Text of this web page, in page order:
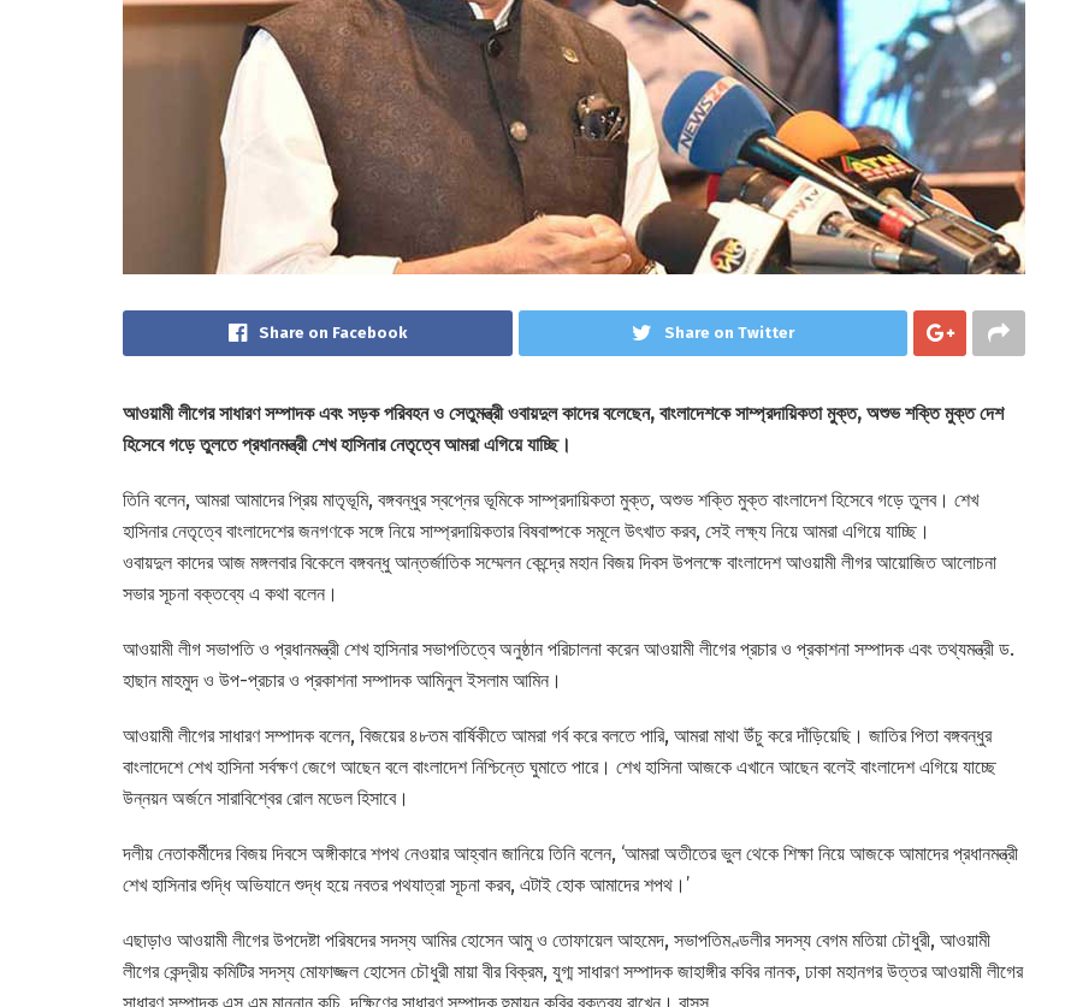
Share on Facebook Share on Twitter
আওয়ামী লীগের সাধারণ সম্পাদক এবং সড়ক পরিবহন ও সেতুমন্ত্রী ওবায়দুল কাদের বলেছেন, বাংলাদেশকে সাম্প্রদায়িকতা মুক্ত, অশুভ শক্তি মুক্ত দেশ
হিসেবে গড়ে তুলতে প্রধানমন্ত্রী শেখ হাসিনার নেতৃত্বে আমরা এগিয়ে যাচ্ছি।
তিনি বলেন, আমরা আমাদের প্রিয় মাতৃভূমি, বঙ্গবন্ধুর স্বপ্নের ভূমিকে সাম্প্রদায়িকতা মুক্ত, অশুভ শক্তি মুক্ত বাংলাদেশ হিসেবে গড়ে তুলব। শেখ
হাসিনার নেতৃত্বে বাংলাদেশের জনগণকে সঙ্গে নিয়ে সাম্প্রদায়িকতার বিষবাষ্পকে সমূলে উৎখাত করব, সেই লক্ষ্য নিয়ে আমরা এগিয়ে যাচ্ছি।
ওবায়দুল কাদের আজ মঙ্গলবার বিকেলে বঙ্গবন্ধু আন্তর্জাতিক সম্মেলন কেন্দ্রে মহান বিজয় দিবস উপলক্ষে বাংলাদেশ আওয়ামী লীগর আয়োজিত আলোচনা
সভার সূচনা বক্তব্যে এ কথা বলেন।
আওয়ামী লীগ সভাপতি ও প্রধানমন্ত্রী শেখ হাসিনার সভাপতিত্বে অনুষ্ঠান পরিচালনা করেন আওয়ামী লীগের প্রচার ও প্রকাশনা সম্পাদক এবং তথ্যমন্ত্রী ড.
হাছান মাহমুদ ও উপ-প্রচার ও প্রকাশনা সম্পাদক আমিনুল ইসলাম আমিন।
আওয়ামী লীগের সাধারণ সম্পাদক বলেন, বিজয়ের ৪৮তম বার্ষিকীতে আমরা গর্ব করে বলতে পারি, আমরা মাথা উঁচু করে দাঁড়িয়েছি। জাতির পিতা বঙ্গবন্ধুর
বাংলাদেশে শেখ হাসিনা সর্বক্ষণ জেগে আছেন বলে বাংলাদেশ নিশ্চিন্তে ঘুমাতে পারে। শেখ হাসিনা আজকে এখানে আছেন বলেই বাংলাদেশ এগিয়ে যাচ্ছে
উন্নয়ন অর্জনে সারাবিশ্বের রোল মডেল হিসাবে।
দলীয় নেতাকর্মীদের বিজয় দিবসে অঙ্গীকারে শপথ নেওয়ার আহ্বান জানিয়ে তিনি বলেন, ‘আমরা অতীতের ভুল থেকে শিক্ষা নিয়ে আজকে আমাদের প্রধানমন্ত্রী
শেখ হাসিনার শুদ্ধি অভিযানে শুদ্ধ হয়ে নবতর পথযাত্রা সূচনা করব, এটাই হোক আমাদের শপথ।’
এছাড়াও আওয়ামী লীগের উপদেষ্টা পরিষদের সদস্য আমির হোসেন আমু ও তোফায়েল আহমেদ, সভাপতিমণ্ডলীর সদস্য বেগম মতিয়া চৌধুরী, আওয়ামী
লীগের কেন্দ্রীয় কমিটির সদস্য মোফাজ্জল হোসেন চৌধুরী মায়া বীর বিক্রম, যুগ্ম সাধারণ সম্পাদক জাহাঙ্গীর কবির নানক, ঢাকা মহানগর উত্তর আওয়ামী লীগের